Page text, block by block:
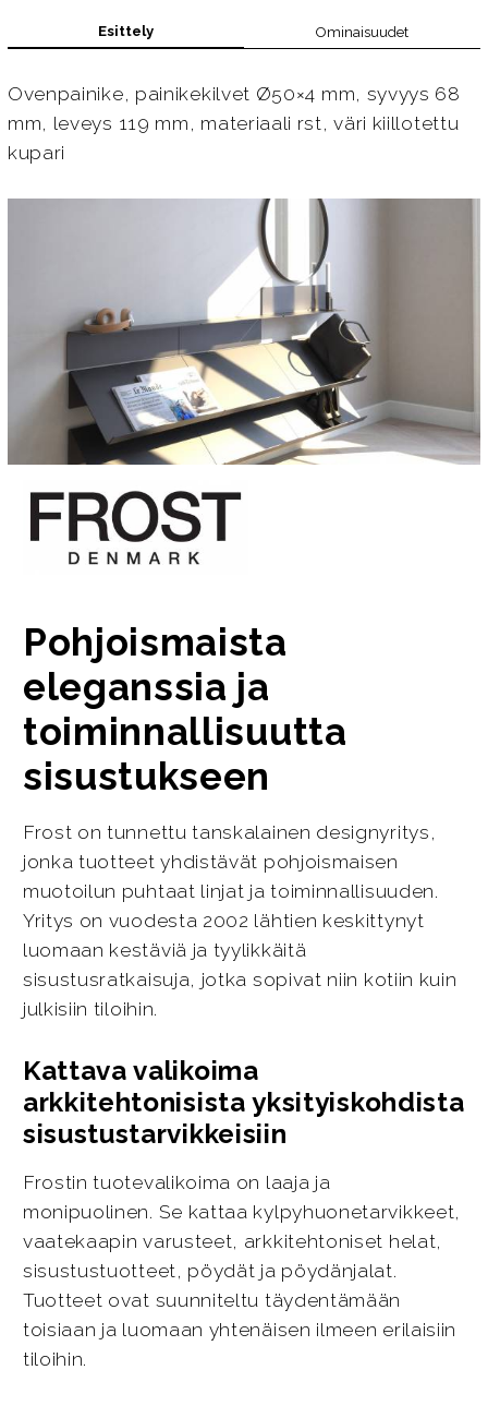
Esittely Ominaisuudet
Ovenpainike, painikekilvet Ø50×4 mm, syvyys 68
mm, leveys 119 mm, materiaali rst, väri kiillotettu
kupari
Pohjoismaista
eleganssia ja
toiminnallisuutta
sisustukseen
Frost on tunnettu tanskalainen designyritys,
jonka tuotteet yhdistävät pohjoismaisen
muotoilun puhtaat linjat ja toiminnallisuuden.
Yritys on vuodesta 2002 lähtien keskittynyt
luomaan kestäviä ja tyylikkäitä
sisustusratkaisuja, jotka sopivat niin kotiin kuin
julkisiin tiloihin.
Kattava valikoima
arkkitehtonisista yksityiskohdista
sisustustarvikkeisiin
Frostin tuotevalikoima on laaja ja
monipuolinen. Se kattaa kylpyhuonetarvikkeet,
vaatekaapin varusteet, arkkitehtoniset helat,
sisustustuotteet, pöydät ja pöydänjalat.
Tuotteet ovat suunniteltu täydentämään
toisiaan ja luomaan yhtenäisen ilmeen erilaisiin
tiloihin.